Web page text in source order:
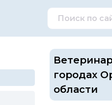
городах
области